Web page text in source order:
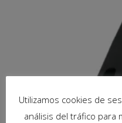
Utilizamos cookies de
análisis del tráfico para